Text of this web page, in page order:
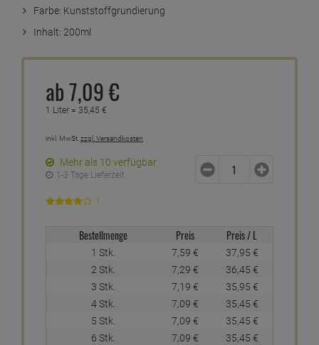
Farbe: Kunststoffgrundierung
Inhalt: 200ml
ab7,09€
1 Liter = 35,45 €
inkl. MwSt.zzgl. Versandkosten
Mehr als 10 verfügbar
1-3 Tage Lieferzeit
1
Bestellmenge Preis Preis / L
1 Stk. 7,59 € 37,95 €
2 Stk.
7,29 € 36,45 €
3 Stk.
7,19 € 35,95 €
4 Stk.
7,09 € 35,45 €
5 Stk.
7,09 € 35,45 €
6 Stk.
7,09 € 35,45 €